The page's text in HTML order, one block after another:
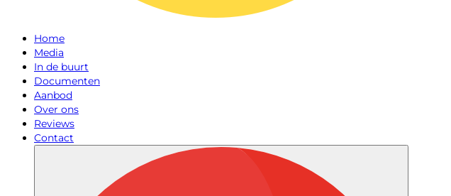
Home
Media
In de buurt
Documenten
Aanbod
Over ons
Reviews
Contact